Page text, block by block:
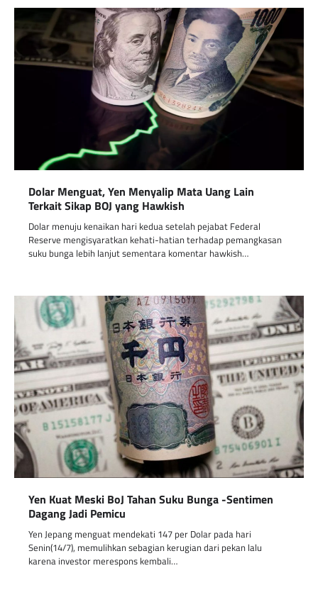
Dolar Menguat, Yen Menyalip Mata Uang Lain
Terkait Sikap BOJ yang Hawkish
Dolar menuju kenaikan hari kedua setelah pejabat Federal
Reserve mengisyaratkan kehati-hatian terhadap pemangkasan
suku bunga lebih lanjut sementara komentar hawkish…
Yen Kuat Meski BoJ Tahan Suku Bunga -Sentimen
Dagang Jadi Pemicu
Yen Jepang menguat mendekati 147 per Dolar pada hari
Senin(14/7), memulihkan sebagian kerugian dari pekan lalu
karena investor merespons kembali…